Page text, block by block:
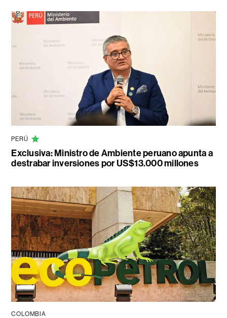
PERÚ
Exclusiva: Ministro de Ambiente peruano apunta a
destrabar inversiones por US$13.000 millones
COLOMBIA